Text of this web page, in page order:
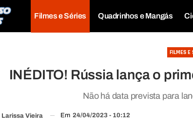
Filmes e Séries Quadrinhos e Mangás
FILMES E
INÉDITO! Rússia lança o
Não há data prevista para
Larissa Vieira Em 24/04/2023 - 10:12